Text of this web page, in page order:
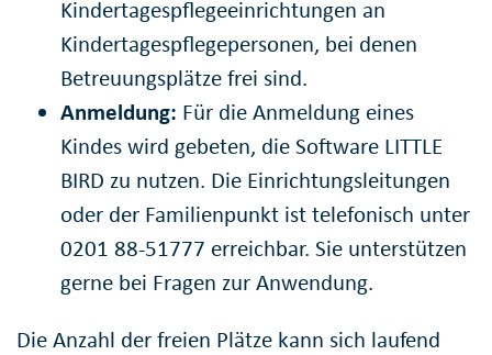
Kindertagespflegeeinrichtungen an
Kindertagespflegepersonen, bei denen
Betreuungsplätze frei sind.
Anmeldung: Für die Anmeldung eines
Kindes wird gebeten, die Software LITTLE
BIRD zu nutzen. Die Einrichtungsleitungen
oder der Familienpunkt ist telefonisch unter
0201 88-51777 erreichbar. Sie unterstützen
gerne bei Fragen zur Anwendung.
Die Anzahl der freien Plätze kann sich laufend